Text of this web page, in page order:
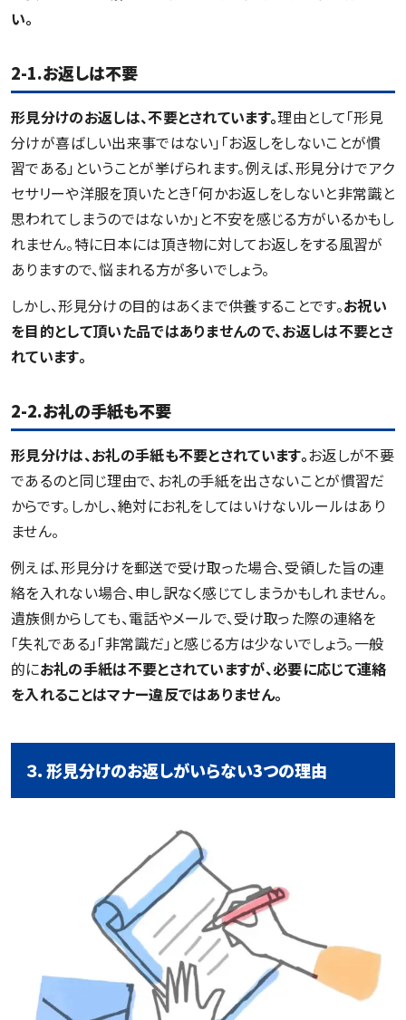
い。
2-1.お返しは不要
形見分けのお返しは、不要とされています。理由として「形見
分けが喜ばしい出来事ではない」「お返しをしないことが慣
習である」ということが挙げられます。例えば、形見分けでアク
セサリーや洋服を頂いたとき「何かお返しをしないと非常識と
思われてしまうのではないか」と不安を感じる方がいるかもし
れません。特に日本には頂き物に対してお返しをする風習が
ありますので、悩まれる方が多いでしょう。
しかし、形見分けの目的はあくまで供養することです。お祝い
を目的として頂いた品ではありませんので、お返しは不要とさ
れています。
2-2.お礼の手紙も不要
形見分けは、お礼の手紙も不要とされています。お返しが不要
であるのと同じ理由で、お礼の手紙を出さないことが慣習だ
からです。しかし、絶対にお礼をしてはいけないルールはあり
ません。
例えば、形見分けを郵送で受け取った場合、受領した旨の連
絡を入れない場合、申し訳なく感じてしまうかもしれません。
遺族側からしても、電話やメールで、受け取った際の連絡を
「失礼である」「非常識だ」と感じる方は少ないでしょう。一般
的にお礼の手紙は不要とされていますが、必要に応じて連絡
を入れることはマナー違反ではありません。
３．形見分けのお返しがいらない3つの理由